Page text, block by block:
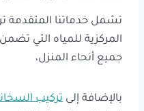
تشمل خدماتنا المتقدمة
المركزية للمياه التي
جميع أنحاء المنزل،
بالإضافة إلى تركيب